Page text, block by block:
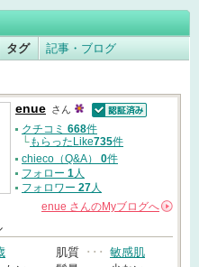
タグ 記事・ブログ
enue さん
認証済
クチコミ 668件
└もらったLike735件
chieco（Q&A） 0件
フォロー 1人
フォロワー 27人
enue さんのMyブログへ
肌質 ･･･ 敏感肌